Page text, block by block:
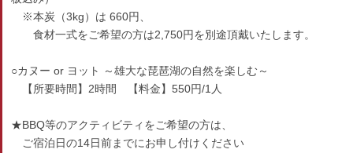
※本炭（3kg）は 660円、
食材一式をご希望の方は2,750円を別途頂戴いたします。
○カヌー or ヨット ～雄大な琵琶湖の自然を楽しむ～
【所要時間】2時間 【料金】550円/1人
★BBQ等のアクティビティをご希望の方は、
ご宿泊日の14日前までにお申し付けください